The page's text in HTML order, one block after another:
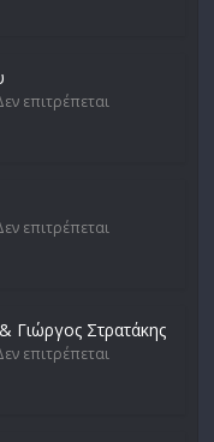
επιτρέπεται
επιτρέπεται
Γιώργος Στρατάκης
επιτρέπεται